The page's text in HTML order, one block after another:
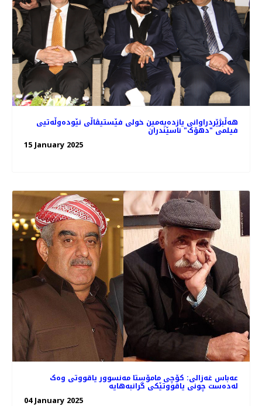
هه‌ڵبژێردراوانی یازده‌یه‌مین خولی فێستیڤاڵی نێودەوڵەتیی
فیلمی "دهۆک" ناسێندران
15 January 2025
عەباس غەزالی: کۆچی مامۆستا مه‌نسوور یاقووتی وه‌ک
له‌ده‌ست چونی یاقووتێکی گرانبه‌هایه
04 January 2025